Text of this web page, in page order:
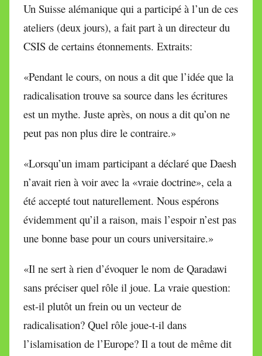
Un Suisse alémanique qui a participé à l’un de ces
ateliers (deux jours), a fait part à un directeur du
CSIS de certains étonnements. Extraits:
«Pendant le cours, on nous a dit que l’idée que la
radicalisation trouve sa source dans les écritures
est un mythe. Juste après, on nous a dit qu’on ne
peut pas non plus dire le contraire.»
«Lorsqu’un imam participant a déclaré que Daesh
n’avait rien à voir avec la «vraie doctrine», cela a
été accepté tout naturellement. Nous espérons
évidemment qu’il a raison, mais l’espoir n’est pas
une bonne base pour un cours universitaire.»
«Il ne sert à rien d’évoquer le nom de Qaradawi
sans préciser quel rôle il joue. La vraie question:
est-il plutôt un frein ou un vecteur de
radicalisation? Quel rôle joue-t-il dans
l’islamisation de l’Europe? Il a tout de même dit